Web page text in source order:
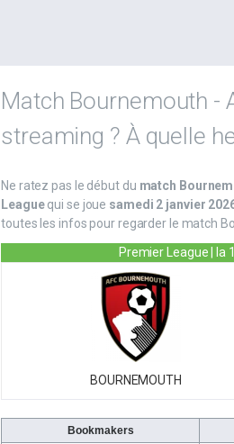
Match Bournemouth -
streaming ? À quelle
Ne ratez pas le début du match
Leaguequi se joue samedi 2 janvier
toutes les infos pour regarder le match
Premier League | la
BOURNEMOUTH